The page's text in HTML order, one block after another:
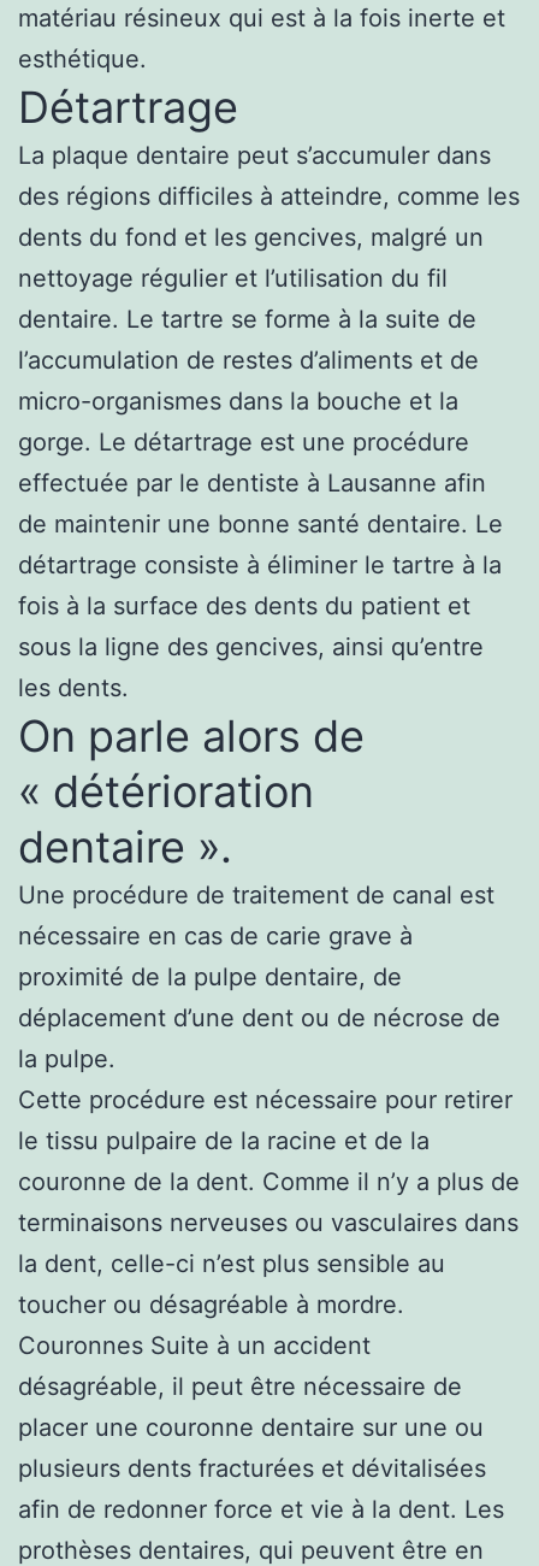
matériau résineux qui est à la fois inerte et
esthétique.
Détartrage
La plaque dentaire peut s’accumuler dans
des régions difficiles à atteindre, comme les
dents du fond et les gencives, malgré un
nettoyage régulier et l’utilisation du fil
dentaire. Le tartre se forme à la suite de
l’accumulation de restes d’aliments et de
micro-organismes dans la bouche et la
gorge. Le détartrage est une procédure
effectuée par le dentiste à Lausanne afin
de maintenir une bonne santé dentaire. Le
détartrage consiste à éliminer le tartre à la
fois à la surface des dents du patient et
sous la ligne des gencives, ainsi qu’entre
les dents.
On parle alors de
« détérioration
dentaire ».
Une procédure de traitement de canal est
nécessaire en cas de carie grave à
proximité de la pulpe dentaire, de
déplacement d’une dent ou de nécrose de
la pulpe.
Cette procédure est nécessaire pour retirer
le tissu pulpaire de la racine et de la
couronne de la dent. Comme il n’y a plus de
terminaisons nerveuses ou vasculaires dans
la dent, celle-ci n’est plus sensible au
toucher ou désagréable à mordre.
Couronnes Suite à un accident
désagréable, il peut être nécessaire de
placer une couronne dentaire sur une ou
plusieurs dents fracturées et dévitalisées
afin de redonner force et vie à la dent. Les
prothèses dentaires, qui peuvent être en